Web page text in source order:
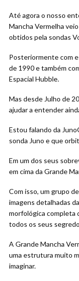
Até agora o nosso
Mancha Vermelha
obtidos pela sondas
Posteriormente com
de 1990 e também
Espacial Hubble.
Mas desde Julho de
ajudar a entender
Estou falando da
sonda Juno e que
Em um dos seus
em cima da Grande
Com isso, um grupo
imagens detalhadas
morfológica completa
todos os seus
A Grande Mancha
uma estrutura muito
imaginar.